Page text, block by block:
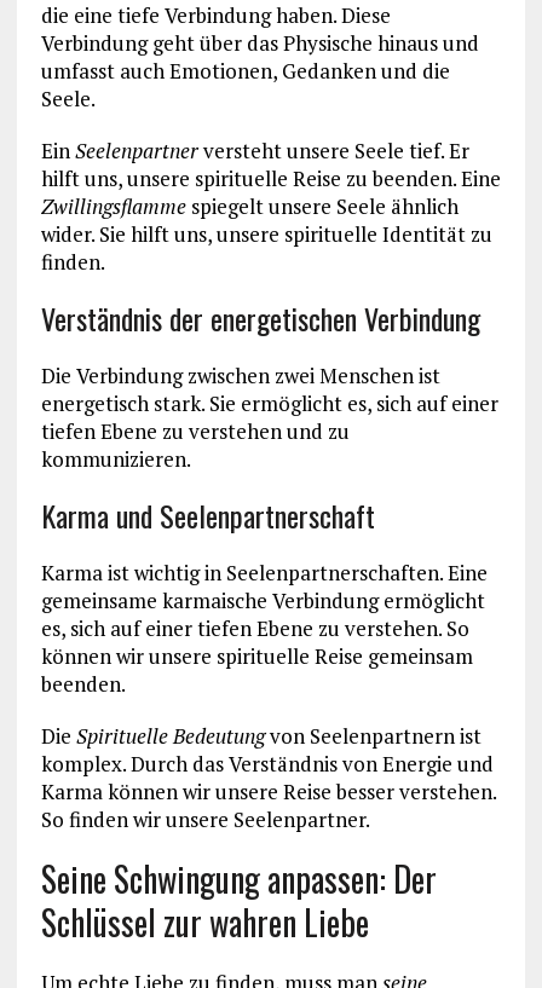
die eine tiefe Verbindung haben. Diese
Verbindung geht über das Physische hinaus und
umfasst auch Emotionen, Gedanken und die
Seele.
EinSeelenpartnerversteht unsere Seele tief. Er
hilft uns, unsere spirituelle Reise zu beenden. Eine
Zwillingsflammespiegelt unsere Seele ähnlich
wider. Sie hilft uns, unsere spirituelle Identität zu
finden.
Verständnis der energetischen Verbindung
Die Verbindung zwischen zwei Menschen ist
energetisch stark. Sie ermöglicht es, sich auf einer
tiefen Ebene zu verstehen und zu
kommunizieren.
Karma und Seelenpartnerschaft
Karma ist wichtig in Seelenpartnerschaften. Eine
gemeinsame karmaische Verbindung ermöglicht
es, sich auf einer tiefen Ebene zu verstehen. So
können wir unsere spirituelle Reise gemeinsam
beenden.
Die Spirituelle Bedeutungvon Seelenpartnern ist
komplex. Durch das Verständnis von Energie und
Karma können wir unsere Reise besser verstehen.
So finden wir unsere Seelenpartner.
Seine Schwingung anpassen: Der
Schlüssel zur wahren Liebe